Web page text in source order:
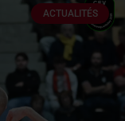
ACTUALITÉS